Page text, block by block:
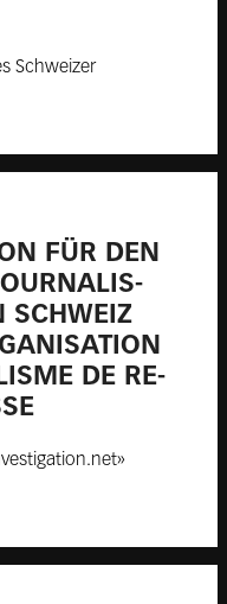
Schweizer
FÜR DEN
SCHWEIZ
DE RE­